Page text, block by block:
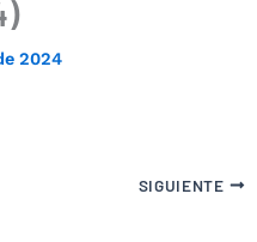
2024
SIGUIENTE